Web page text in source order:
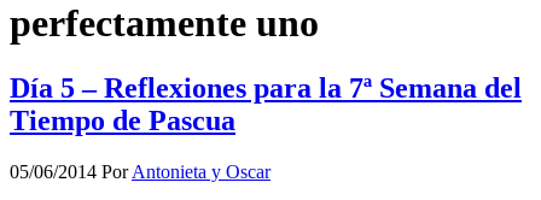
perfectamente uno
Día 5 – Reflexiones para la 7ª Semana del
Tiempo de Pascua
05/06/2014 PorAntonieta y Oscar